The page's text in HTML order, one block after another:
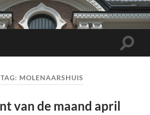
Toggle
TAG: MOLENAARSHUIS
van de maand april